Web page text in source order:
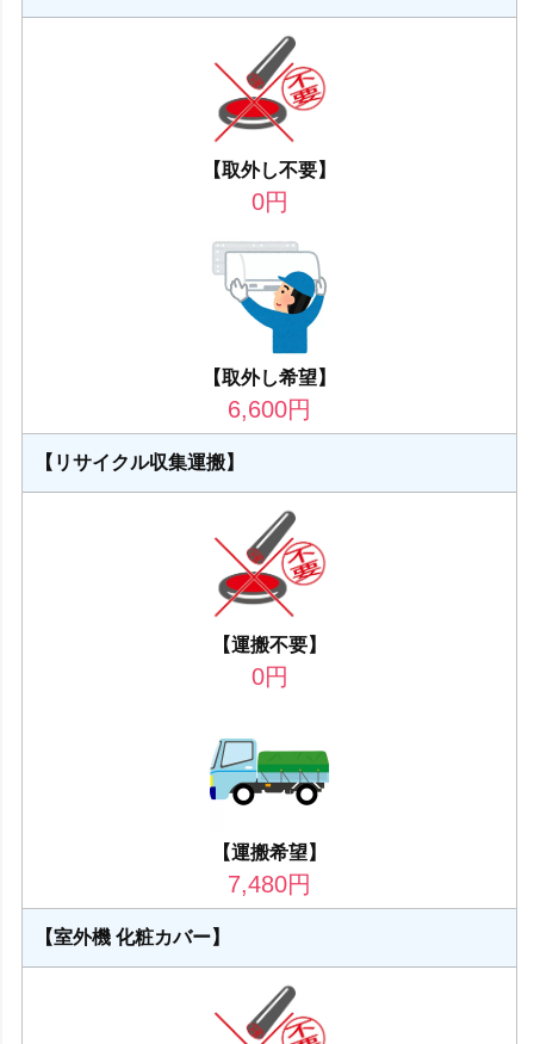
【取外し不要】
0円
【取外し希望】
6,600円
【リサイクル収集運搬】
【運搬不要】
0円
【運搬希望】
7,480円
【室外機 化粧カバー】